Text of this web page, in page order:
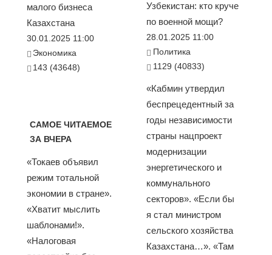
малого бизнеса
Казахстана
30.01.2025 11:00
Экономика
143 (43648)
САМОЕ ЧИТАЕМОЕ
ЗА ВЧЕРА
«Токаев объявил
режим тотальной
экономии в стране».
«Хватит мыслить
шаблонами!».
«Налоговая
Узбекистан: кто круче
по военной мощи?
28.01.2025 11:00
Политика
1129 (40833)
«Кабмин утвердил
беспрецедентный за
годы независимости
страны нацпроект
модернизации
энергетического и
коммунального
секторов». «Если бы
я стал министром
сельского хозяйства
Казахстана…». «Там